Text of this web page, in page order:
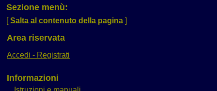
Sezione menù:
[Salta al contenuto della pagina]
Area riservata
Accedi - Registrati
Informazioni